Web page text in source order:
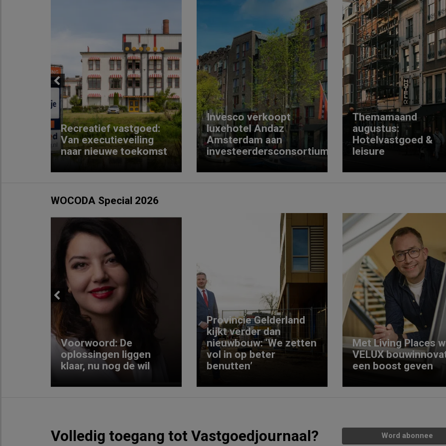
Previous
Recreatief vastgoed:
Van executieveiling
naar nieuwe toekomst
Invesco verkoopt
luxehotel Andaz
Amsterdam aan
investeerdersconsortium
Themamaand
augustus:
Hotelvastgoed &
leisure
WOCODA Special 2026
Previous
Voorwoord: De
oplossingen liggen
klaar, nu nog de wil
Provincie Gelderland
kijkt verder dan
nieuwbouw: ‘We zetten
vol in op beter
benutten’
Met Living Places
VELUX
een boost geven
Volledig toegang tot Vastgoedjournaal? Word abonnee